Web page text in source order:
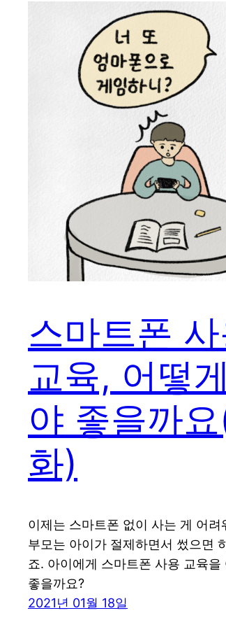
스마트폰
교육, 어떻
야 좋을까
화)
이제는 스마트폰 없이 사는 게 어려
부모는 아이가 절제하면서 썼으면
죠. 아이에게 스마트폰 사용 교육을
좋을까요?
2021년 01월 18일